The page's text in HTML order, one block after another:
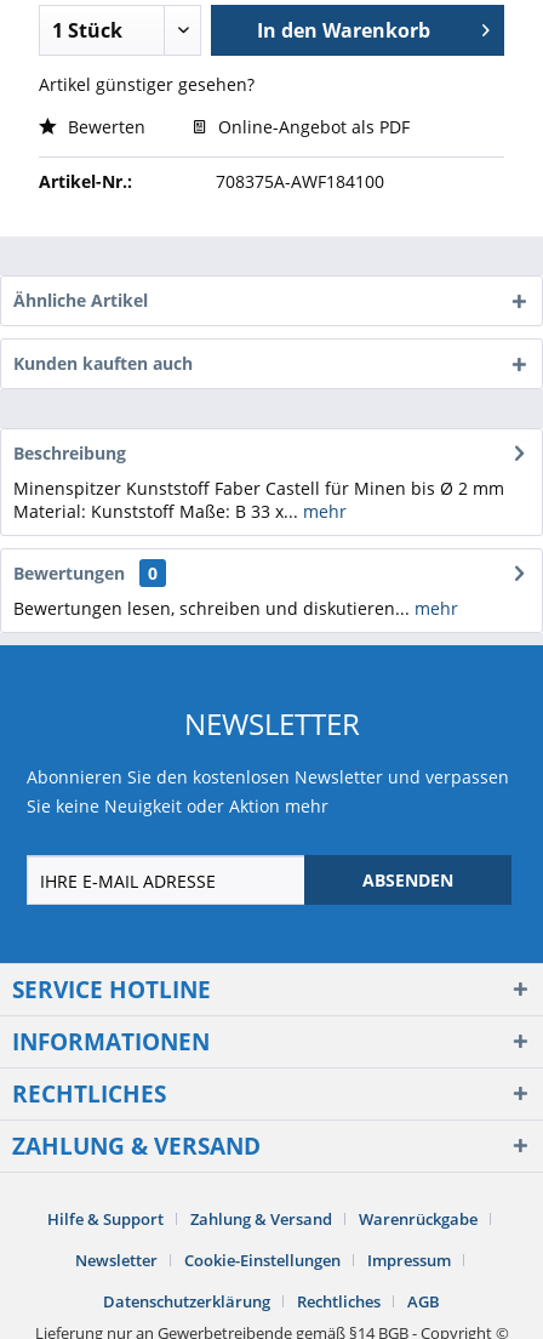
In den Warenkorb
Artikel günstiger gesehen?
Bewerten
Online-Angebot als PDF
Artikel-Nr.: 708375A-AWF184100
Ähnliche Artikel
Kunden kauften auch
Beschreibung
Minenspitzer Kunststoff Faber Castell für Minen bis Ø 2 mm
Material: Kunststoff Maße: B 33 x... mehr
Bewertungen
0
Bewertungen lesen, schreiben und diskutieren... mehr
NEWSLETTER
Abonnieren Sie den kostenlosen Newsletter und verpassen
Sie keine Neuigkeit oder Aktion mehr
ABSENDEN
SERVICE HOTLINE
INFORMATIONEN
RECHTLICHES
ZAHLUNG & VERSAND
Hilfe & Support Zahlung & Versand
Warenrückgabe
Newsletter
Cookie-Einstellungen
Impressum
Datenschutzerklärung
Rechtliches
AGB
Lieferung nur an Gewerbetreibende gemäß §14 BGB - Copyright ©